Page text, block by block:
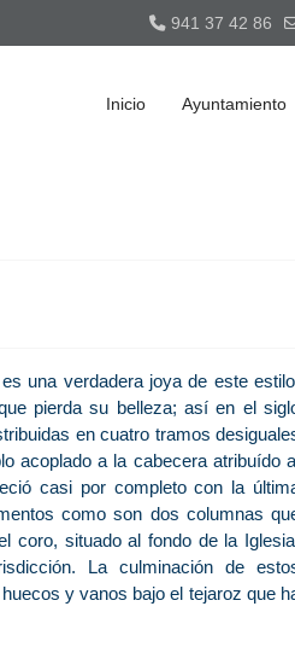
941 37 42 86
Inicio Ayuntamiento
una verdadera joya de este
pierda su belleza; así en el
en cuatro tramos
acoplado a la cabecera atribuído
casi por completo con la
como son dos columnas
coro, situado al fondo de la
La culminación de
y vanos bajo el tejaroz que